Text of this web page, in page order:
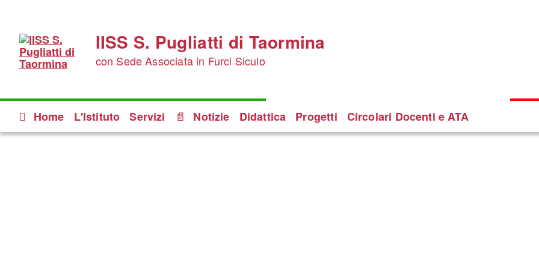
IISS S. Pugliatti di Taormina
con Sede Associata in Furci Siculo
Home L'Istituto Servizi Notizie Didattica Progetti Circolari Docenti e ATA